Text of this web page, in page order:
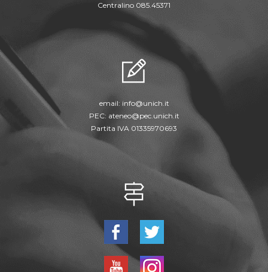
Centralino 085.45371
email: info@unich.it
PEC: ateneo@pec.unich.it
Partita IVA 01335970693